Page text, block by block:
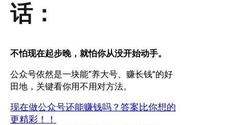
话：
不怕现在起步晚，就怕你从没开始动手。
公众号依然是一块能“养大号、赚长钱”的好
田地，关键看你用不用对方法。
现在做公众号还能赚钱吗？答案比你想的
更精彩！！